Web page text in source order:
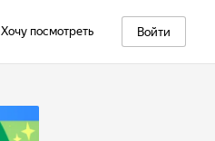
Хочу посмотреть Войти